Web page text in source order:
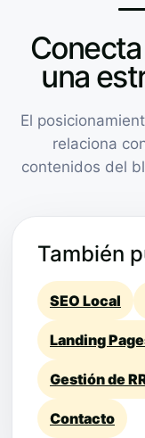
una
El
relaciona
contenidos del
También
SEO Local
Landing
Gestión de
Contacto